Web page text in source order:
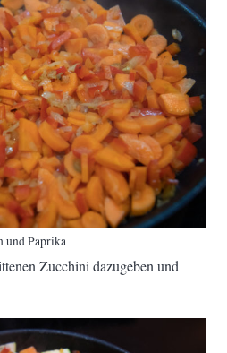
und Paprika
Zucchini dazugeben und